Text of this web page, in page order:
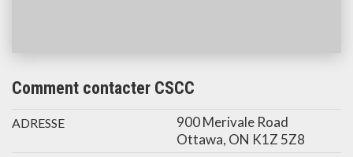
Comment contacter CSCC
ADRESSE
900 Merivale Road
Ottawa, ON K1Z 5Z8